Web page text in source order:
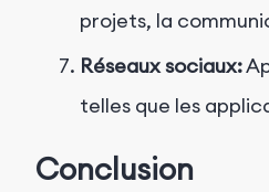
projets, la
Réseaux sociaux:
telles que les
Conclusion